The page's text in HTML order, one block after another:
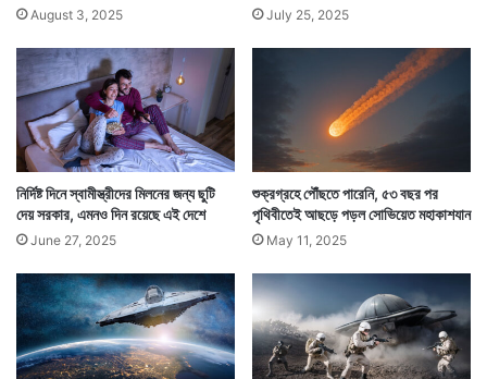
এবার দাম এক অস্বাভাবিক উচ্চতা ছুঁয়েছে। ইউক্রেন সংঘাতের
পাশাপাশি শ্রমিকের অভাবকেও সামনে আনছেন অনেকে। কারণ
যাই হোক, রাশিয়ার সাধারণ মানুষ এখন প্রতিদিনের আনাজ, ফল
কিনতে হিমসিম খাচ্ছেন।
August 3, 2025 July 25, 2025
নির্দিষ্ট দিনে স্বামীস্ত্রীদের মিলনের জন্য ছুটি
দেয় সরকার, এমনও দিন রয়েছে এই দেশে
June 27, 2025
শুক্রগ্রহে পৌঁছতে পারেনি, ৫৩ বছর পর
পৃথিবীতেই আছড়ে পড়ল সোভিয়েত মহাকাশযান
May 11, 2025